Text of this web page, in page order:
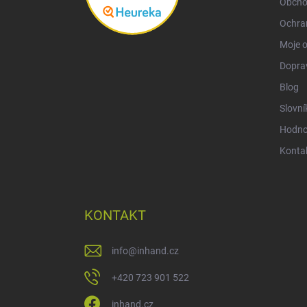
Moje
Blog
KONTAKT
info@inhand.cz
+420 723 901 522
inhand.cz